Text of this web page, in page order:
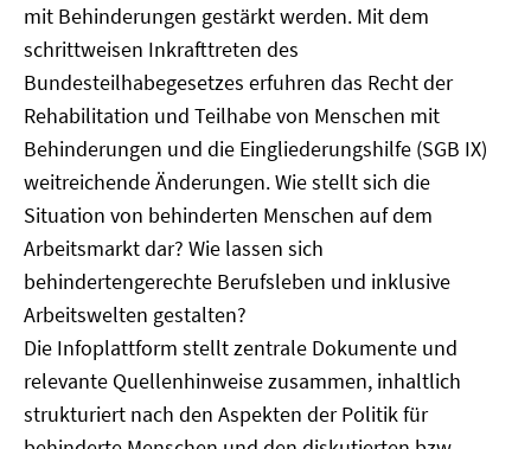
mit Behinderungen gestärkt werden. Mit dem
schrittweisen Inkrafttreten des
Bundesteilhabegesetzes erfuhren das Recht der
Rehabilitation und Teilhabe von Menschen mit
Behinderungen und die Eingliederungshilfe (SGB IX)
weitreichende Änderungen. Wie stellt sich die
Situation von behinderten Menschen auf dem
Arbeitsmarkt dar? Wie lassen sich
behindertengerechte Berufsleben und inklusive
Arbeitswelten gestalten?
Die Infoplattform stellt zentrale Dokumente und
relevante Quellenhinweise zusammen, inhaltlich
strukturiert nach den Aspekten der Politik für